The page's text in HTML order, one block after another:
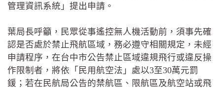
管理資訊系統」提出申請。
葉局長呼籲，民眾從事遙控無人機活動前，須事先確
認是否處於禁止飛航區域，務必遵守相關規定，未經
申請程序，在台中市公告禁止區域違規飛行或違反操
作限制者，將依「民用航空法」處以3至30萬元罰
鍰；若在民航局公告的禁航區、限航區及航空站或飛